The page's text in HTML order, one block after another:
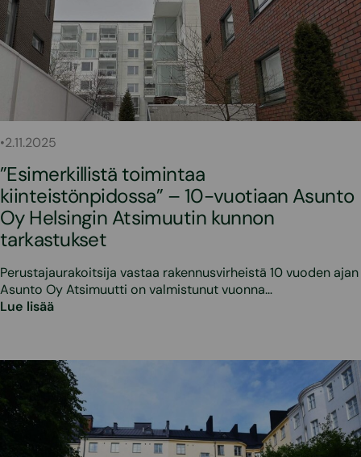
•2.11.2025
”Esimerkillistä toimintaa
kiinteistönpidossa” – 10-vuotiaan Asunto
Oy Helsingin Atsimuutin kunnon
tarkastukset
Perustajaurakoitsija vastaa rakennusvirheistä 10 vuoden ajan
Asunto Oy Atsimuutti on valmistunut vuonna…
Lue lisää